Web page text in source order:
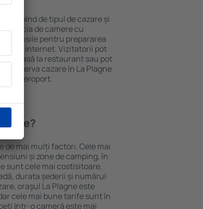
depind de tipul de cazare și
de camere cu
ustensile pentru prepararea
la internet. Vizitatorii pot
o masă la restaurant sau pot
rezerva cazare în La Plagne
la aeroport.
de mai mulți factori. Cele mai
și zone de camping, în
sunt cele mai costisitoare.
durata șederii și numărul
oraşul La Plagne este
cele mai bune tarife sunt în
ȋntr-o cameră este mai